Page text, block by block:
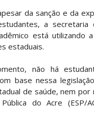
da sanção e da
a secretaria
está utilizando
estaduais.
não há
base nessa
de saúde, nem por
do Acre (ESP/